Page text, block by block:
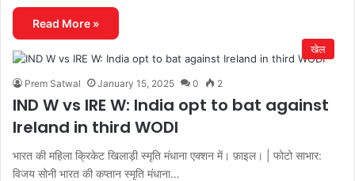
Read More »
खेल
Prem Satwal January 15, 2025 0 2
IND W vs IRE W: India opt to bat against
Ireland in third WODI
भारत की महिला क्रिकेट खिलाड़ी स्मृति मंधाना एक्शन में। फ़ाइल। | फोटो साभार:
विजय सोनी भारत की कप्तान स्मृति मंधाना…